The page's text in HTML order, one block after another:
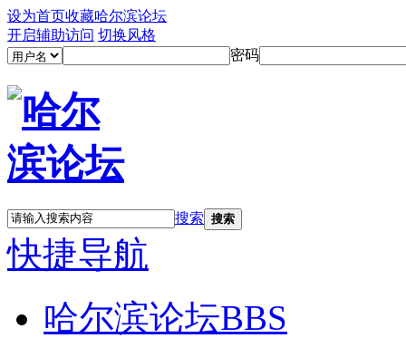
设为首页收藏哈尔滨论坛
开启辅助访问 切换风格
密码
搜索 搜索
快捷导航
哈尔滨论坛BBS